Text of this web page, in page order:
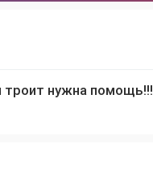
троит нужна помощь!!!